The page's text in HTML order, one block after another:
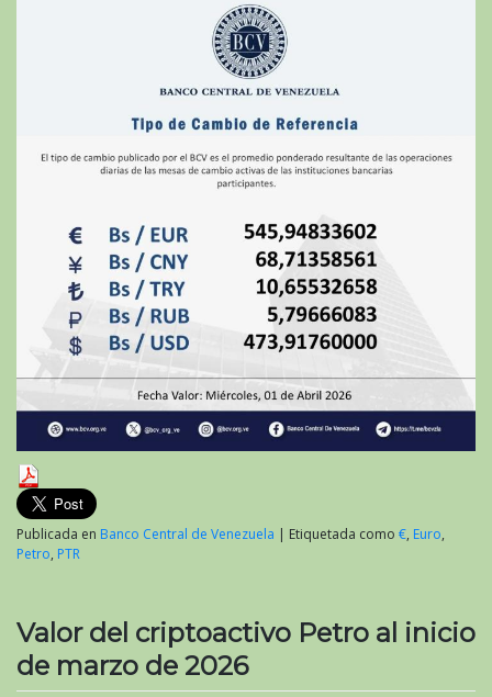
Publicada en Banco Central de Venezuela | Etiquetada como €, Euro,
Petro, PTR
Valor del criptoactivo Petro al inicio
de marzo de 2026